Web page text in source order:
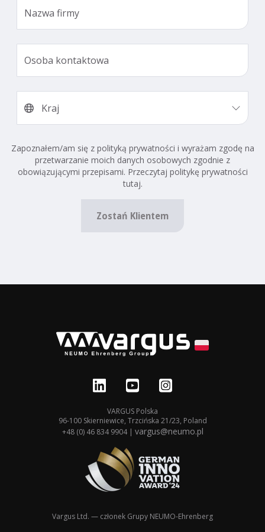
Zapoznałem/am się z polityką prywatności i wyrażam zgodę na
przetwarzanie moich danych osobowych zgodnie z
obowiązującymi przepisami. Przeczytaj politykę prywatności
tutaj.
Zostań Klientem
VARGUS Polska
96-100 Skierniewice, Trzcińska 21/23, Poland
+48 (0) 46 834 9904 | vargus@neumo.pl
Vargus Ltd. — członek Grupy NEUMO-Ehrenberg